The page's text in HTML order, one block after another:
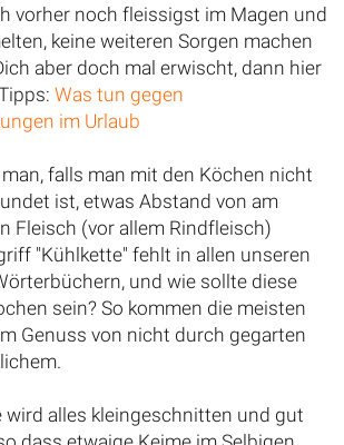
vorher noch fleissigst im Magen und
keine weiteren Sorgen machen
aber doch mal erwischt, dann hier
Was tun gegen
im Urlaub
falls man mit den Köchen nicht
ist, etwas Abstand von am
Fleisch (vor allem Rindfleisch)
"Kühlkette" fehlt in allen unseren
und wie sollte diese
sein? So kommen die meisten
Genuss von nicht durch gegarten
wird alles kleingeschnitten und gut